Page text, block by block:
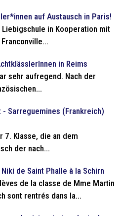
auf Austausch in Paris!
in Kooperation mit
in Reims
sehr aufregend. Nach der
- Sarreguemines (Frankreich)
7. Klasse, die an dem
der nach...
de Saint Phalle à la Schirn
de la classe de Mme Martin
sont rentrés dans la...